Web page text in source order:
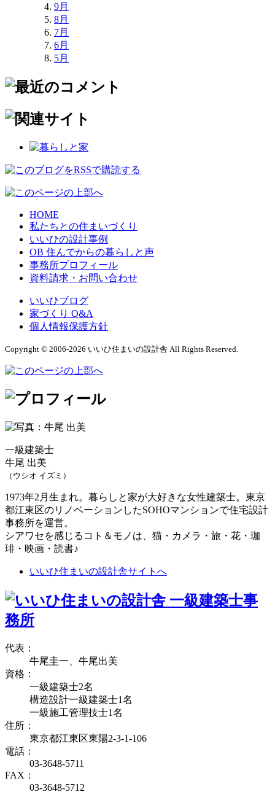
9月
8月
7月
6月
5月
HOME
私たちとの住まいづくり
いいひの設計事例
OB 住んでからの暮らしと声
事務所プロフィール
資料請求・お問い合わせ
いいひブログ
家づくり Q&A
個人情報保護方針
Copyright © 2006-2026 いいひ住まいの設計舎 All Rights Reserved.
一級建築士
牛尾 出美
（ウシオ イズミ）
1973年2月生まれ。暮らしと家が大好きな女性建築士。東京
都江東区のリノベーションしたSOHOマンションで住宅設計
事務所を運営。
シアワセを感じるコト＆モノは、猫・カメラ・旅・花・珈
琲・映画・読書♪
いいひ住まいの設計舎サイトへ
代表：
牛尾圭一、牛尾出美
資格：
一級建築士2名
構造設計一級建築士1名
一級施工管理技士1名
住所：
東京都江東区東陽2-3-1-106
電話：
03-3648-5711
FAX：
03-3648-5712